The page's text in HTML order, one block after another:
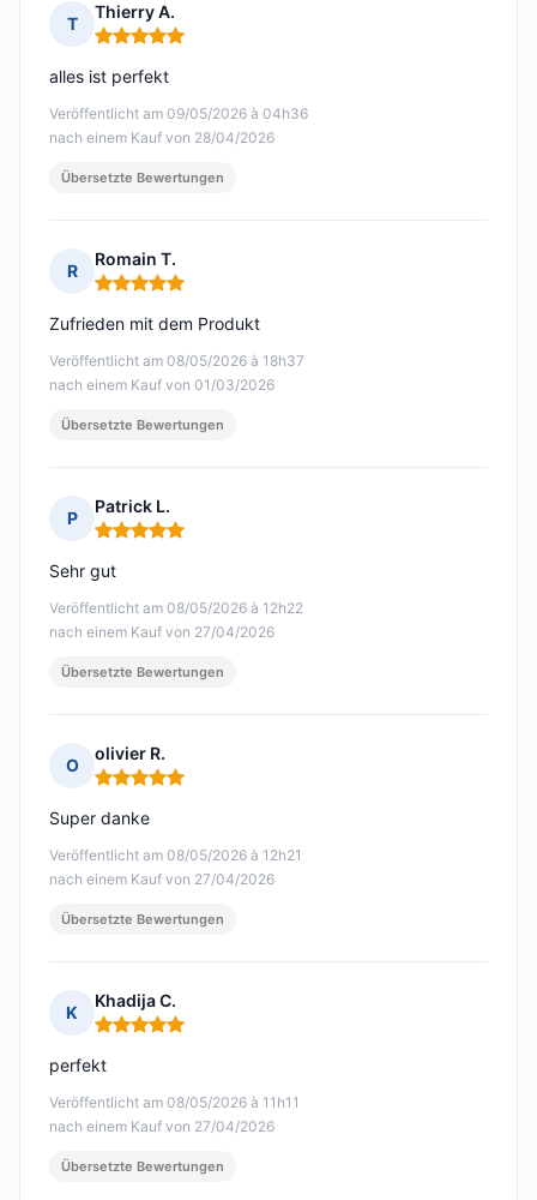
T
Thierry A.
Hinweis: 5 von 5
Veröffentlicht am 09/05/2026 à 04h36
nach einem Kauf von 28/04/2026
alles ist perfekt
Übersetzte Bewertungen
R
Romain T.
Hinweis: 5 von 5
Veröffentlicht am 08/05/2026 à 18h37
nach einem Kauf von 01/03/2026
Zufrieden mit dem Produkt
Übersetzte Bewertungen
P
Patrick L.
Hinweis: 5 von 5
Veröffentlicht am 08/05/2026 à 12h22
nach einem Kauf von 27/04/2026
Sehr gut
Übersetzte Bewertungen
O
olivier R.
Hinweis: 5 von 5
Veröffentlicht am 08/05/2026 à 12h21
nach einem Kauf von 27/04/2026
Super danke
Übersetzte Bewertungen
K
Khadija C.
Hinweis: 5 von 5
Veröffentlicht am 08/05/2026 à 11h11
nach einem Kauf von 27/04/2026
perfekt
Übersetzte Bewertungen